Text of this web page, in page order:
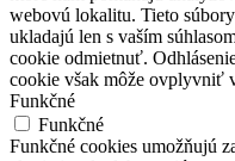
webovú lokalitu. Tieto
ukladajú len s vaším
cookie odmietnuť.
cookie však môže ovplyvniť
Funkčné
Funkčné
Funkčné cookies umožňujú